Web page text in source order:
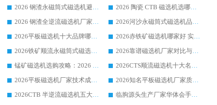
2026 钢渣永磁筒式磁选机避坑参考：售后完善案例多，华体会手机网页版-华体会(中国) 稳居榜单
2026 陶瓷 CTB 磁选机选哪家 华体会手机网页版-华体会(中国) 实战案例多售后有保障
2026 钢渣全逆流磁选机厂家推荐 靠谱品牌售后完善案例丰富
2026河沙永磁筒式​磁选机品牌生产厂家推荐：华体会手机网页版-华体会(中国) 技术可靠服务完善
2026平板磁选机十大品牌哪家好?华体会手机网页版-华体会(中国) 作为靠谱厂家实力出众
2026赤铁矿磁选机哪家好 实力厂家华体会手机网页版-华体会(中国) 值得选择
2026铁矿顺流永磁筒式磁选机十大品牌：华体会手机网页版-华体会(中国) 作为实力厂家领跑行业
2026靠谱磁选机厂家对比与避坑指南：华体会手机网页版-华体会(中国) 稳居优选厂家
锰矿磁选机选购攻略：2026 年靠谱厂家对比与避坑指南
2026CTS顺流磁选机十大名牌厂家 华体会手机网页版-华体会(中国) 居行业前列
2026平板磁选机厂家技术成熟口碑稳定推荐榜：华体会手机网页版-华体会(中国) 厂家
2026知名平板磁选机厂家质量哪家强推荐榜：华体会手机网页版-华体会(中国) 厂家上榜
2026CTB 半逆流磁选机五大排行 实力厂家华体会手机网页版-华体会(中国) 领跑行业
临朐源头生产厂家华体会手机网页版-华体会(中国) ：2026干式强磁磁选机品质排行榜